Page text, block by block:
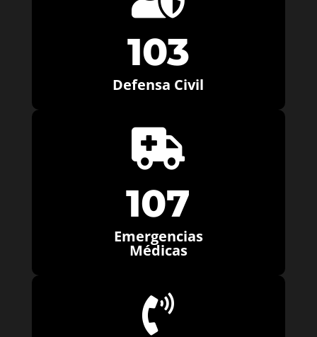
103
Defensa Civil

107
Emergencias
Médicas
